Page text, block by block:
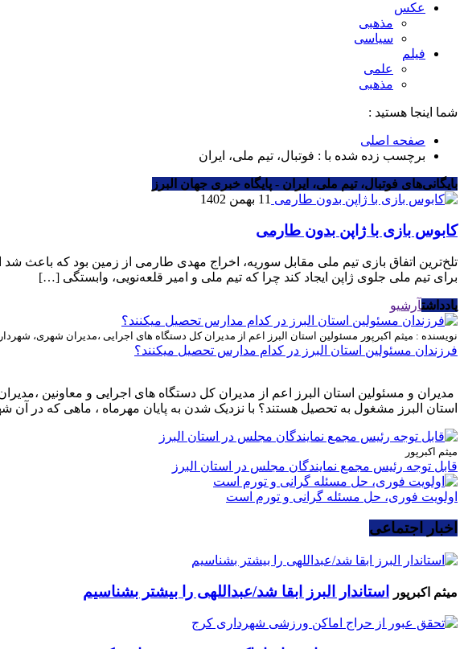
عکس
مذهبی
سیاسی
فیلم
علمی
مذهبی
شما اینجا هستید :
صفحه اصلی
برچسب زده شده با : فوتبال، تیم ملی، ایران
بایگانی‌های فوتبال، تیم ملی، ایران - پایگاه خبری جهان البرز
11 بهمن 1402
کابوس بازی با ژاپن بدون طارمی
تلخ‌ترین اتفاق بازی تیم ملی مقابل سوریه، اخراج مهدی طارمی از زمین بود که باعث شد
برای تیم ملی جلوی ژاپن ایجاد کند چرا که تیم ملی و امیر قلعه‌نویی، وابستگی […]
یادداشتآرشیو
نویسنده : میثم اکبرپور مسئولین استان البرز اعم از مدیران کل دستگاه های اجرایی ،مدیران شهری،
فرزندان مسئولین استان البرز در کدام مدارس تحصیل میکنند؟
مدیران و مسئولین استان البرز اعم از مدیران کل دستگاه های اجرایی و معاونین
استان البرز مشغول به تحصیل هستند؟ با نزدیک شدن به پایان مهرماه ، ماهی که در آن
میثم اکبرپور
قابل توجه رئیس مجمع نمایندگان مجلس در استان البرز
اولویت فوری، حل مسئله گرانی و تورم است
اخبار اجتماعی
میثم اکبرپور استاندار البرز ابقا شد/عبداللهی را بیشتر بشناسیم